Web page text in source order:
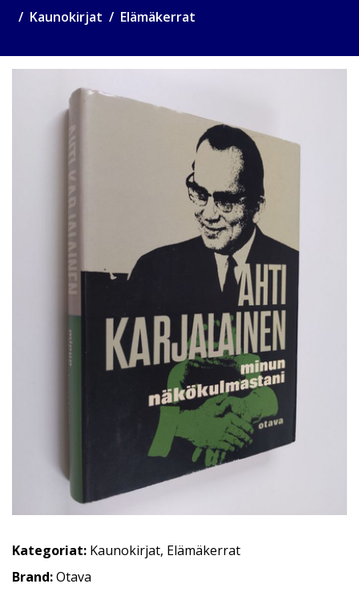
Kaunokirjat Elämäkerrat
Kategoriat: Kaunokirjat, Elämäkerrat
Brand:Otava